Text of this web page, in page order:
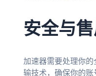
安全与
加速器需要处理你
输技术，确保你的